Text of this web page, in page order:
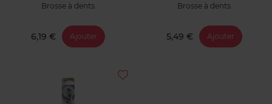
Brosse à dents
6,19 € Ajouter
Brosse à dents
5,49 € Ajouter